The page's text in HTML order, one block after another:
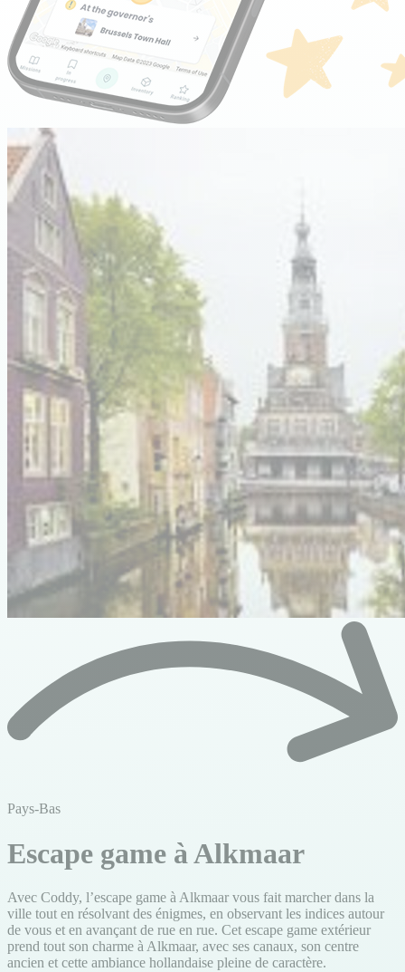
Pays-Bas
Escape game à Alkmaar
Avec Coddy, l’escape game à Alkmaar vous fait marcher dans la
ville tout en résolvant des énigmes, en observant les indices autour
de vous et en avançant de rue en rue. Cet escape game extérieur
prend tout son charme à Alkmaar, avec ses canaux, son centre
ancien et cette ambiance hollandaise pleine de caractère.